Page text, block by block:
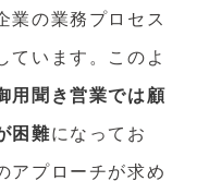
業の業務プロセス
ています。このよ
用聞き営業では顧
困難になってお
アプローチが求め